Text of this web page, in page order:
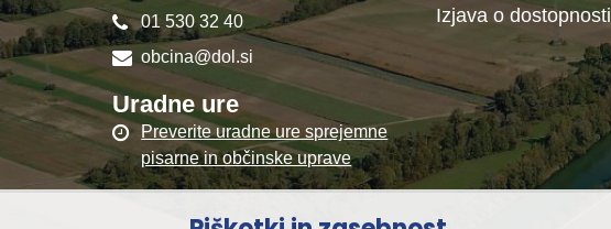
01 530 32 40
obcina@dol.si
Uradne ure
Preverite uradne ure sprejemne
pisarne in občinske uprave
Izjava o dostopnosti